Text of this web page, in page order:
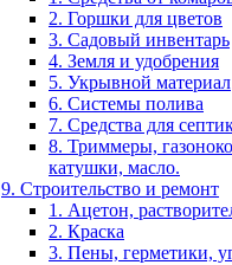
2. Горшки для цветов
3. Садовый инвентарь
4. Земля и удобрения
5. Укрывной материал
6. Системы полива
7. Средства для
8. Триммеры,
катушки, масло.
9. Строительство и ремонт
1. Ацетон,
2. Краска
3. Пены, герметики,